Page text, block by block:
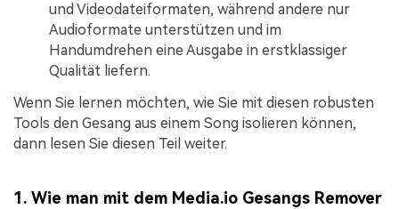
und Videodateiformaten, während andere nur
Audioformate unterstützen und im
Handumdrehen eine Ausgabe in erstklassiger
Qualität liefern.
Wenn Sie lernen möchten, wie Sie mit diesen robusten
Tools den Gesang aus einem Song isolieren können,
dann lesen Sie diesen Teil weiter.
1. Wie man mit dem Media.io Gesangs Remover